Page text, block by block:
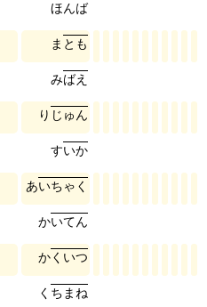
ほんば
ま と も
みばえ
り じ ゅ ん
すいか
あいちゃ く
かいてん
かく いつ
く ち ま ね